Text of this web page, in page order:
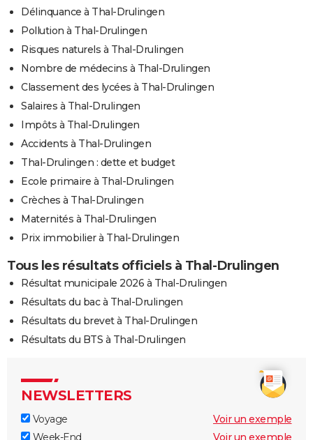
Délinquance à Thal-Drulingen
Pollution à Thal-Drulingen
Risques naturels à Thal-Drulingen
Nombre de médecins à Thal-Drulingen
Classement des lycées à Thal-Drulingen
Salaires à Thal-Drulingen
Impôts à Thal-Drulingen
Accidents à Thal-Drulingen
Thal-Drulingen : dette et budget
Ecole primaire à Thal-Drulingen
Crèches à Thal-Drulingen
Maternités à Thal-Drulingen
Prix immobilier à Thal-Drulingen
Tous les résultats officiels à Thal-Drulingen
Résultat municipale 2026 à Thal-Drulingen
Résultats du bac à Thal-Drulingen
Résultats du brevet à Thal-Drulingen
Résultats du BTS à Thal-Drulingen
NEWSLETTERS
Voyage
Voir un exemple
Week-End
Voir un exemple